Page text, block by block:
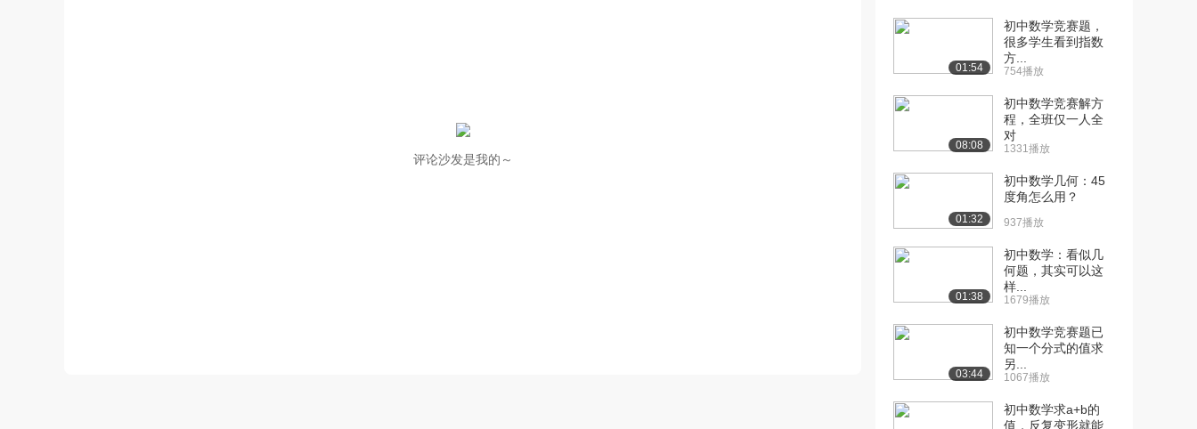
评论沙发是我的～
[10] 数学初中1上__第3章
31:53
[11] 数学初中1上__第3章
35:51
[12] 数学初中1上__第3章
第4课·实际...
第4课·实际...
第4课·实际...
[15] 数学初中1上__第4章
第1课·几何...
01:54
初中数学竞赛题，
很多学生看到指数
方...
754播放
08:08
初中数学竞赛解方
程，全班仅一人全
对
1331播放
01:32
初中数学几何：45
度角怎么用？
937播放
01:38
初中数学：看似几
何题，其实可以这
样...
1679播放
03:44
初中数学竞赛题已
知一个分式的值求
另...
1067播放
初中数学求a+b的
值，反复变形就能...